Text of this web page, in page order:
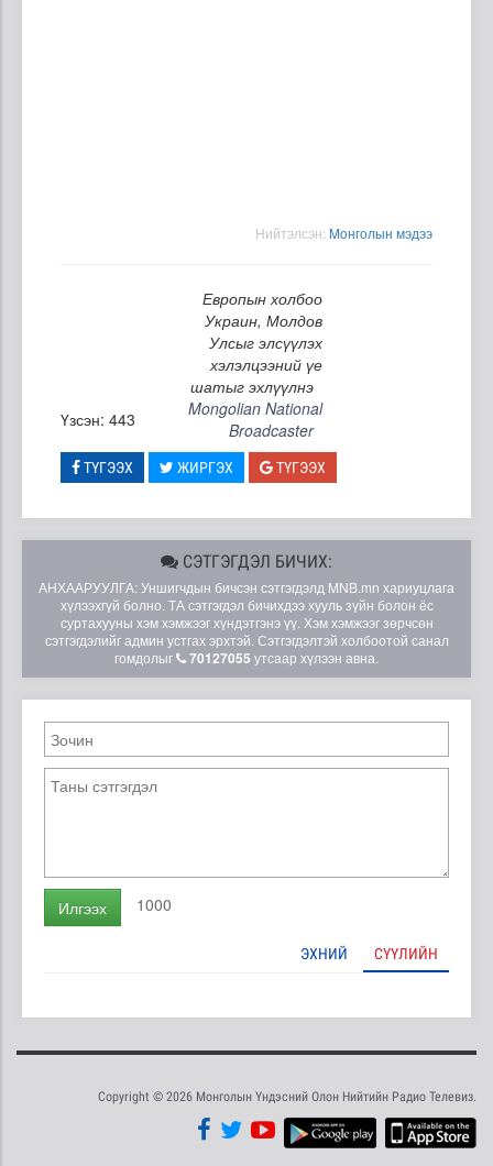
Нийтэлсэн: Moнголын мэдээ
Европын холбоо
Украин, Молдов
Улсыг элсүүлэх
хэлэлцээний үе
шатыг эхлүүлнэ
Үзсэн: 443
Mongolian National
Broadcaster
ТҮГЭЭХ ЖИРГЭХ ТҮГЭЭХ
СЭТГЭГДЭЛ БИЧИХ:
АНХААРУУЛГА: Уншигчдын бичсэн сэтгэгдэлд MNB.mn хариуцлага
хүлээхгүй болно. ТА сэтгэгдэл бичихдээ хууль зүйн болон ёс
суртахууны хэм хэмжээг хүндэтгэнэ үү. Хэм хэмжээг зөрчсөн
сэтгэгдэлийг админ устгах эрхтэй. Сэтгэгдэлтэй холбоотой санал
гомдолыг
70127055 утсаар хүлээн авна.
Илгээх 1000
ЭХНИЙ СҮҮЛИЙН
Copyright © 2026 Монголын Үндэсний Олон Нийтийн Радио Телевиз.